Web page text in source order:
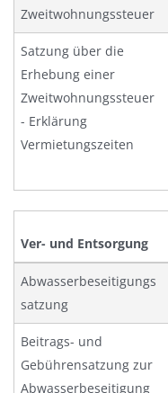
Zweitwohnungssteuer
Satzung über die
Erhebung einer
Zweitwohnungssteuer
- Erklärung
Vermietungszeiten
Ver- und Entsorgung
Abwasserbeseitigungs
satzung
Beitrags- und
Gebührensatzung zur
Abwasserbeseitigung